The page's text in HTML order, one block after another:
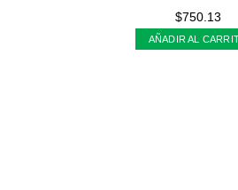
$750.13
AÑADIR AL